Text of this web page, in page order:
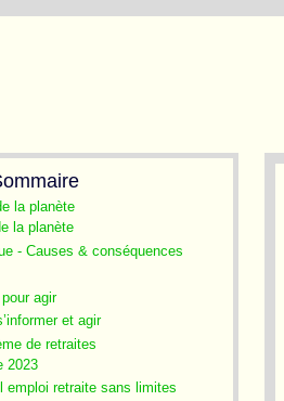
la planète
la planète
- Causes & conséquences
agir
et agir
de retraites
2023
emploi retraite sans limites